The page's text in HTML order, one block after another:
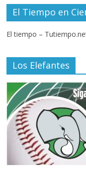
El Tiempo en
El tiempo –
Los Elefantes